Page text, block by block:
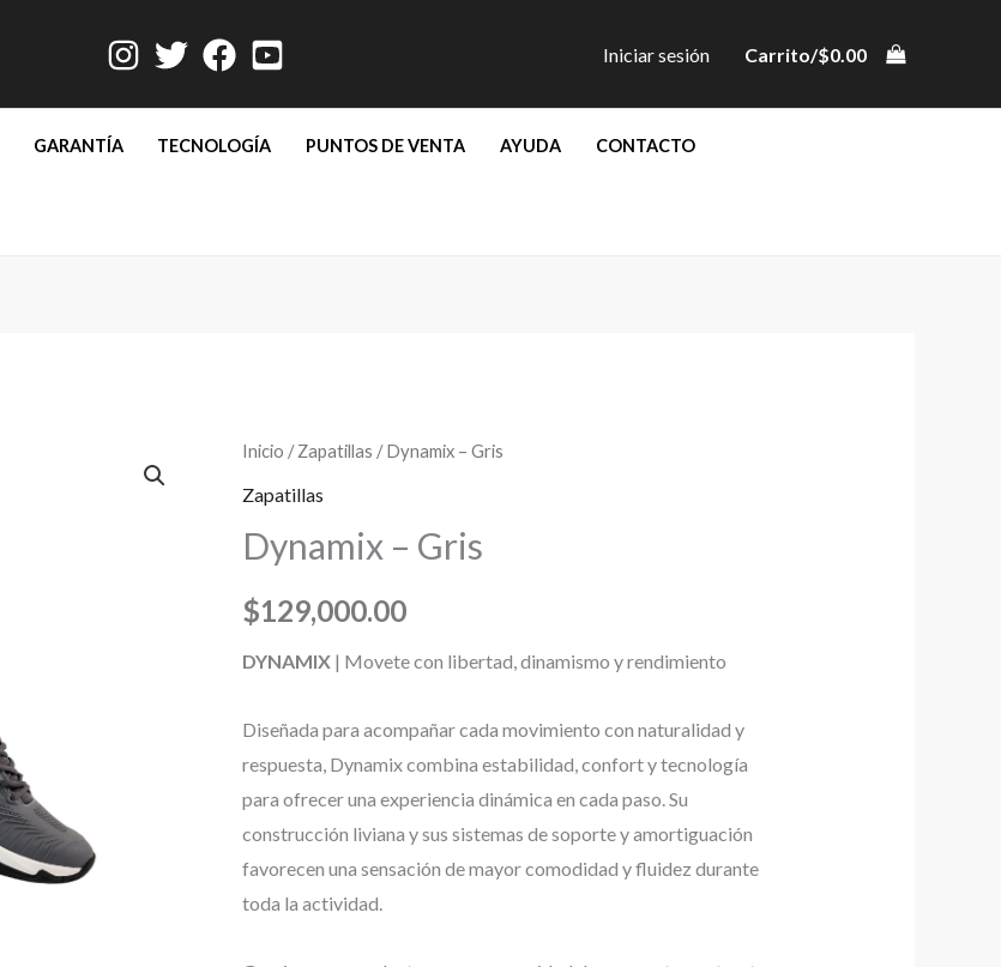
Iniciar sesión Carrito/$0.00
GARANTÍA TECNOLOGÍA PUNTOS DE VENTA AYUDA CONTACTO
Inicio /Zapatillas / Dynamix – Gris
Zapatillas
Dynamix – Gris
$129,000.00
DYNAMIX | Movete con libertad, dinamismo y rendimiento
Diseñada para acompañar cada movimiento con naturalidad y
respuesta, Dynamix combina estabilidad, confort y tecnología
para ofrecer una experiencia dinámica en cada paso. Su
construcción liviana y sus sistemas de soporte y amortiguación
favorecen una sensación de mayor comodidad y fluidez durante
toda la actividad.
Dynamix
-
cantidad